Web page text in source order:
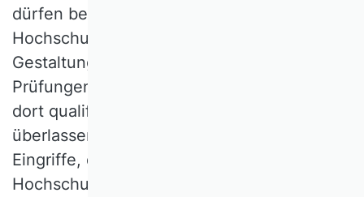
dürfen bestehende Initiativen an den
Hochschulen nicht gefährden. Die
Gestaltung fächerspezifischer Lehre und
Prüfungen sollten den Hochschulen und
dort qualifizierten Personengruppen
überlassen bleiben. Statt gesetzgeberischer
Eingriffe, die den Spielraum der
Hochschulen unnötig einschränken,